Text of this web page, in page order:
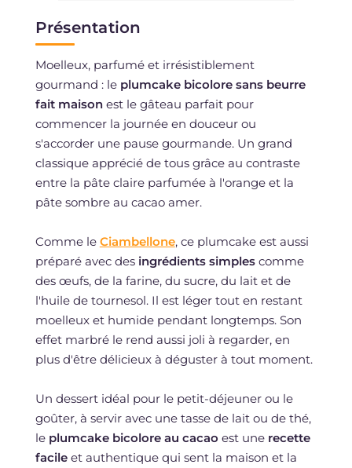
Présentation
Moelleux, parfumé et irrésistiblement
gourmand : le plumcake bicolore sans beurre
fait maisonest le gâteau parfait pour
commencer la journée en douceur ou
s'accorder une pause gourmande. Un grand
classique apprécié de tous grâce au contraste
entre la pâte claire parfumée à l'orange et la
pâte sombre au cacao amer.
Comme le Ciambellone, ce plumcake est aussi
préparé avec des ingrédients simplescomme
des œufs, de la farine, du sucre, du lait et de
l'huile de tournesol. Il est léger tout en restant
moelleux et humide pendant longtemps. Son
effet marbré le rend aussi joli à regarder, en
plus d'être délicieux à déguster à tout moment.
Un dessert idéal pour le petit-déjeuner ou le
goûter, à servir avec une tasse de lait ou de thé,
le plumcake bicolore au cacao est une recette
facileet authentique qui sent la maison et la